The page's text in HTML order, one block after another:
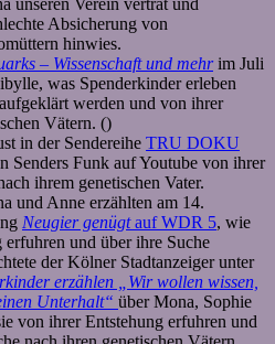
unseren Verein vertrat und
Absicherung von
hinwies.
– Wissenschaft und mehrim Juli
was Spenderkinder erleben
werden und von ihrer
Vätern. ()
in der Sendereihe TRU DOKU
Senders Funk auf Youtube von ihrer
ihrem genetischen Vater.
und Anne erzählten am 14.
Neugier genügtauf WDR 5, wie
und über ihre Suche
der Kölner Stadtanzeiger unter
erzählen „Wir wollen wissen,
Unterhalt“ über Mona, Sophie
von ihrer Entstehung erfuhren und